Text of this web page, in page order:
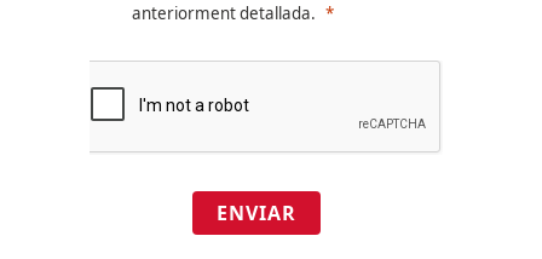
anteriorment detallada.
ENVIAR